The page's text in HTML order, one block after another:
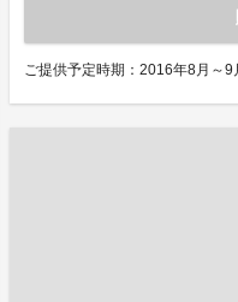
ご提供予定時期：2016年8月～9